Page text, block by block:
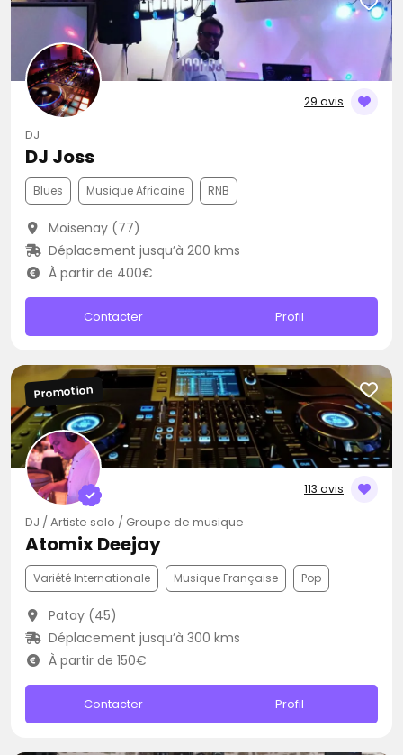
29 avis
DJ
DJ Joss
Blues Musique Africaine RNB
Moisenay (77)
Déplacement jusqu’à 200 kms
À partir de 400€
Contacter Profil
113 avis
Promotion
DJ / Artiste solo / Groupe de musique
Atomix Deejay
Variété Internationale Musique Française Pop
Patay (45)
Déplacement jusqu’à 300 kms
À partir de 150€
Contacter Profil